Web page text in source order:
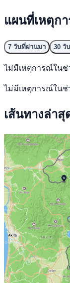
แผนที่เหตุก
7 วันที่ผ่านมา 30 วั
ไม่มีเหตุการณ์ในช่
ไม่มีเหตุการณ์ในช่
เส้นทางล่า